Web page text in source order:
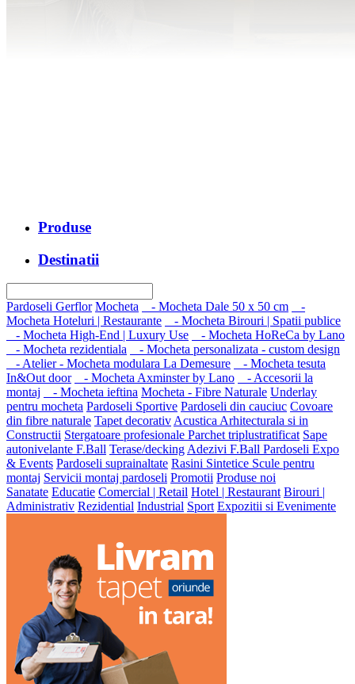
Produse
Destinatii
Pardoseli Gerflor Mocheta - Mocheta Dale 50 x 50 cm
-
Mocheta Hoteluri | Restaurante
- Mocheta Birouri | Spatii publice
- Mocheta High-End | Luxury Use
- Mocheta HoReCa by Lano
- Mocheta rezidentiala
- Mocheta personalizata - custom design
- Atelier - Mocheta modulara La Demesure
- Mocheta tesuta
In&Out door
- Mocheta Axminster by Lano
- Accesorii la
montaj
- Mocheta ieftina Mocheta - Fibre Naturale Underlay
pentru mocheta Pardoseli Sportive Pardoseli din cauciuc Covoare
din fibre naturale Tapet decorativAcustica Arhitecturala si in
Constructii Stergatoare profesionale Parchet triplustratificat Sape
autonivelante F.Ball Terase/deckingAdezivi F.Ball Pardoseli Expo
& Events Pardoseli suprainaltate Rasini Sintetice Scule pentru
montaj Servicii montaj pardoseli Promotii Produse noi
Sanatate Educatie Comercial | Retail Hotel | Restaurant Birouri |
Administrativ Rezidential Industrial Sport Expozitii si Evenimente